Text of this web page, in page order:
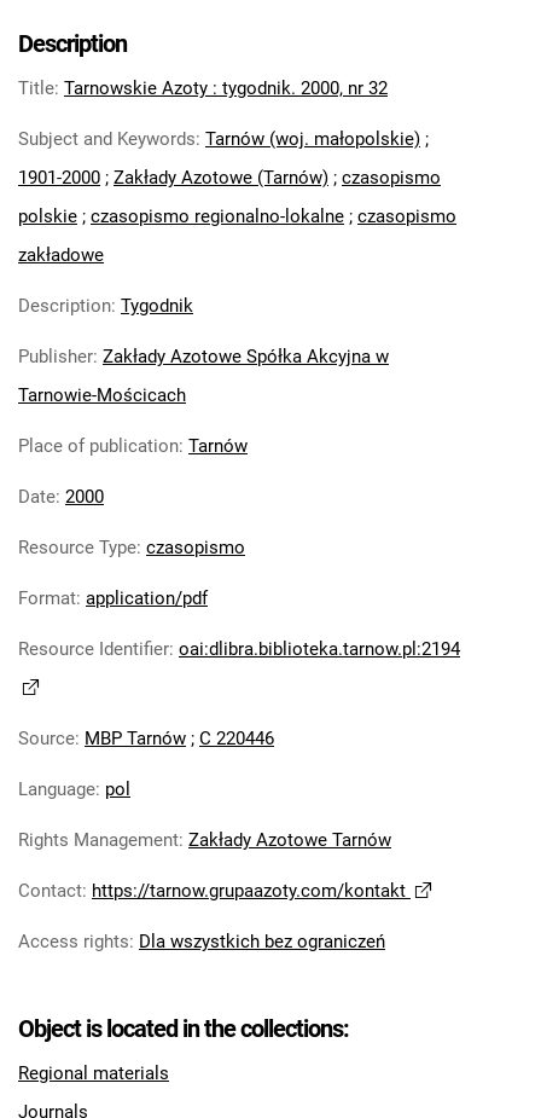
Robotniczego Zakładów Azotowych im.
Tarnowskie Azoty : Organ Samorządu
Feliksa Dzierżyńskiego. 1972
Tarnowskie Azoty : Organ Samorządu
Robotniczego Zakładów Azotowych im.
Feliksa Dzierżyńskiego. 1974
Robotniczego Zakładów Azotowych im.
Feliksa Dzierżyńskiego. 1975
Robotniczego Zakładów Azotowych im.
Feliksa Dzierżyńskiego. 1976
Robotniczego Zakładów Azotowych im.
Tarnowskie Azoty : Organ Samorządu
Robotniczego Zakładów Azotowych im.
Tarnowskie Azoty : Organ Samorządu
Tarnowskie Azoty : Organ Samorządu
Robotniczego Zakładów Azotowych im.
Tarnowskie Azoty : Organ Samorządu
Robotniczego Zakładów Azotowych im.
Tarnowskie Azoty : tygodnik Zakładów
Tarnowskie Azoty : tygodnik Zakładów
Azotowych im. Feliksa Dzierżyńskiego w
Description
Title: Tarnowskie Azoty : tygodnik. 2000, nr 32
Subject and Keywords: Tarnów (woj. małopolskie) ;
1901-2000 ; Zakłady Azotowe (Tarnów) ; czasopismo
polskie ; czasopismo regionalno-lokalne ; czasopismo
zakładowe
Description: Tygodnik
Publisher: Zakłady Azotowe Spółka Akcyjna w
Tarnowie-Mościcach
Place of publication: Tarnów
Date: 2000
Resource Type: czasopismo
Format: application/pdf
Resource Identifier: oai:dlibra.biblioteka.tarnow.pl:2194
Source: MBP Tarnów ; C 220446
Language: pol
Rights Management: Zakłady Azotowe Tarnów
Contact: https://tarnow.grupaazoty.com/kontakt
Access rights: Dla wszystkich bez ograniczeń
Object is located in the collections:
Regional materials
Journals